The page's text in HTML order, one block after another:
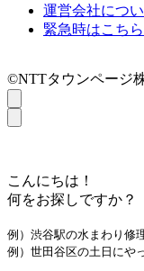
運営会社につ
緊急時はこちら
©NTTタウンページ株
こんにちは！
何をお探しですか？
例）渋谷駅の水まわり修
例）世田谷区の土日にや